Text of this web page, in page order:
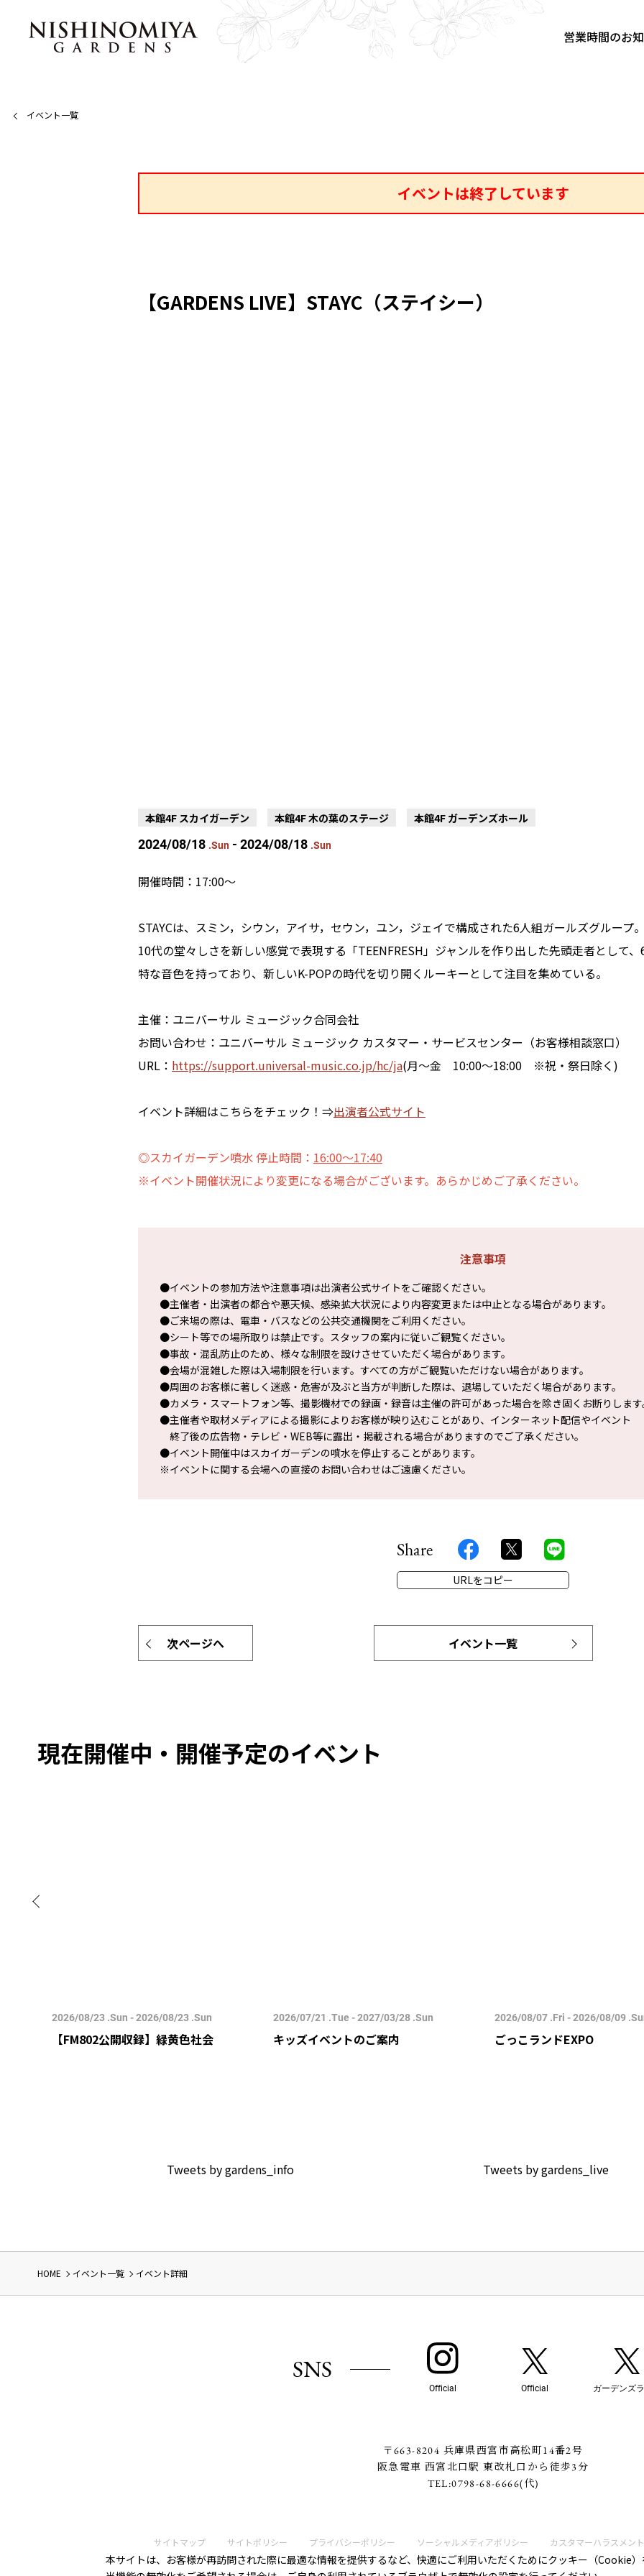
営業時間のお
本サイトは、お客様が再訪問された際に最適な情報を提供するなど、快適にご利用いただくためにクッキー（Cookie
イベント一覧
イベントは終了しています
【GARDENS LIVE】STAYC（ステイシー）
本館4F スカイガーデン 本館4F 木の葉のステージ 本館4F ガーデンズホール
2024/08/18 .Sun - 2024/08/18 .Sun
開催時間：17:00〜
STAYCは、スミン，シウン，アイサ，セウン，ユン，ジェイで構成された6人組ガールズグループ
10代の堂々しさを新しい感覚で表現する「TEENFRESH」ジャンルを作り出した先頭走者として
特な音色を持っており、新しいK-POPの時代を切り開くルーキーとして注目を集めている。
主催：ユニバーサル ミュージック合同会社
お問い合わせ：ユニバーサル ミュ－ジック カスタマー・サービスセンター（お客様相談窓口）
URL： https://support.universal-music.co.jp/hc/ja(月～金 10:00～18:00 ※祝・祭日除く)
イベント詳細はこちらをチェック！⇒出演者公式サイト
◎スカイガーデン噴水 停止時間： 16:00～17:40
※イベント開催状況により変更になる場合がございます。あらかじめご了承ください。
注意事項
●イベントの参加方法や注意事項は出演者公式サイトをご確認ください。
●主催者・出演者の都合や悪天候、感染拡大状況により内容変更または中止となる場合があります。
●ご来場の際は、電車・バスなどの公共交通機関をご利用ください。
●シート等での場所取りは禁止です。スタッフの案内に従いご観覧ください。
●事故・混乱防止のため、様々な制限を設けさせていただく場合があります。
●会場が混雑した際は入場制限を行います。すべての方がご観覧いただけない場合があります。
●周囲のお客様に著しく迷惑・危害が及ぶと当方が判断した際は、退場していただく場合があります。
●カメラ・スマートフォン等、撮影機材での録画・録音は主催の許可があった場合を除き固くお断りしま
●主催者や取材メディアによる撮影によりお客様が映り込むことがあり、インターネット配信やイベント
終了後の広告物・テレビ・WEB等に露出・掲載される場合がありますのでご了承ください。
●イベント開催中はスカイガーデンの噴水を停止することがあります。
※イベントに関する会場への直接のお問い合わせはご遠慮ください。
Share
URLをコピー
次ページへ イベント一覧
現在開催中・開催予定のイベント
2026/08/23 .Sun - 2026/08/23 .Sun
【FM802公開収録】緑黄色社会
2026/07/21 .Tue - 2027/03/28 .Sun
キッズイベントのご案内
2026/08/07 .Fri - 2026/08/09
ごっこランドEXPO
Tweets by gardens_info Tweets by gardens_live
HOME イベント一覧 イベント詳細
SNS
Official Official ガーデンズ
〒663-8204 兵庫県西宮市高松町14番2号
阪急電車 西宮北口駅 東改札口から徒歩3分
TEL:0798-68-6666(代)
サイトマップ サイトポリシー プライバシーポリシー ソーシャルメディアポリシー カスタマーハラスメン